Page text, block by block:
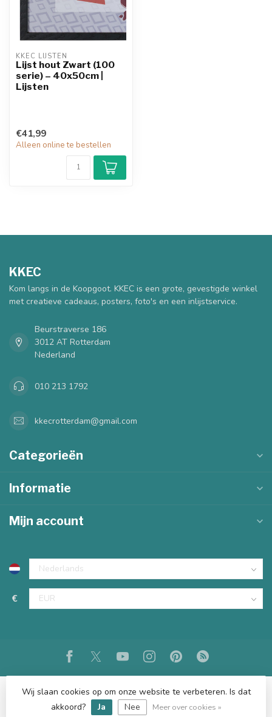
KKEC LIJSTEN
Lijst hout Zwart (100
serie) – 40x50cm |
Lijsten
€41,99
Alleen online te bestellen
KKEC
Kom langs in de Koopgoot. KKEC is een grote, gevestigde winkel
met creatieve cadeaus, posters, foto's en een inlijstservice.
Beurstraverse 186
3012 AT Rotterdam
Nederland
010 213 1792
kkecrotterdam@gmail.com
Categorieën
Informatie
Mijn account
€
© Copyright 2026 KKEC
Wij slaan cookies op om onze website te verbeteren. Is dat
akkoord?
Ja Nee Meer over cookies »